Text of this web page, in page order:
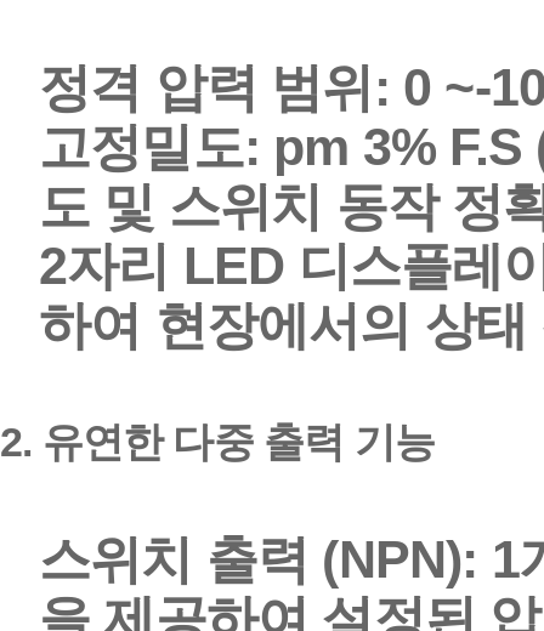
정격 압력 범위: 0 ~-
고정밀도: pm 3% F.S
도 및 스위치 동작 정
2자리 LED 디스플레
하여 현장에서의 상
2. 유연한 다중 출력 기능
스위치 출력 (NPN): 1
을 제공하여 설정된